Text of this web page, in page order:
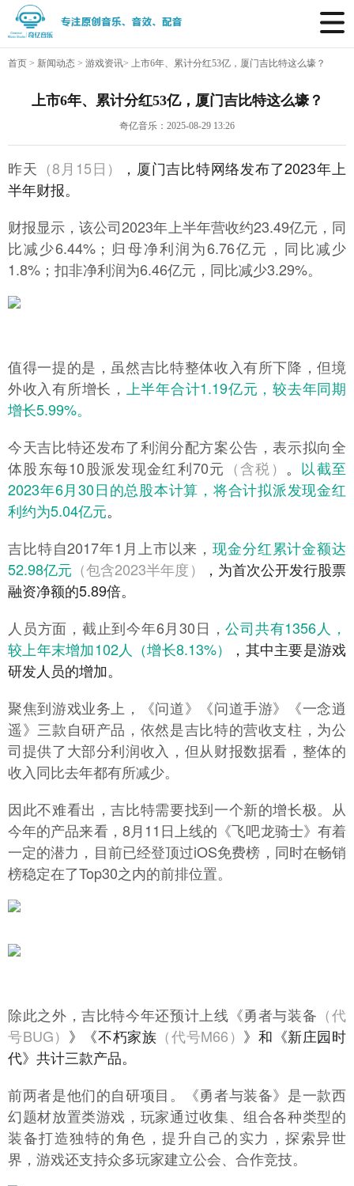
首页 > 新闻动态 > 游戏资讯> 上市6年、累计分红53亿，厦门吉比特这么壕？
上市6年、累计分红53亿，厦门吉比特这么壕？
奇亿音乐：2025-08-29 13:26
昨天 （8月15日）
，厦门吉比特网络发布了2023年上
半年财报。
财报显示，该公司2023年上半年营收约23.49亿元，同
比减少6.44%；归母净利润为6.76亿元，同比减少
1.8%；扣非净利润为6.46亿元，同比减少3.29%。
值得一提的是，虽然吉比特整体收入有所下降，但境
外收入有所增长，
上半年合计1.19亿元，较去年同期
增长5.99%。
今天吉比特还发布了利润分配方案公告，表示拟向全
体股东每10股派发现金红利70元 （含税） 。 以截至
2023年6月30日的总股本计算，将合计拟派发现金红
利约为5.04亿元。
吉比特自2017年1月上市以来，现金分红累计金额达
52.98亿元 （包含2023半年度）
，为首次公开发行股票
融资净额的5.89倍。
人员方面，截止到今年6月30日，公司共有1356人，
较上年末增加102人（增长8.13%）
，其中主要是游戏
研发人员的增加。
聚焦到游戏业务上，《问道》《问道手游》《一念逍
遥》三款自研产品，依然是吉比特的营收支柱，为公
司提供了大部分利润收入，但从财报数据看，整体的
收入同比去年都有所减少。
因此不难看出，吉比特需要找到一个新的增长极。从
今年的产品来看，8月11日上线的《飞吧龙骑士》有着
一定的潜力，目前已经登顶过iOS免费榜，同时在畅销
榜稳定在了Top30之内的前排位置。
除此之外，吉比特今年还预计上线《勇者与装备 （代
号BUG） 》《不朽家族 （代号M66） 》和《新庄园时
代》共计三款产品。
前两者是他们的自研项目。《勇者与装备》是一款西
幻题材放置类游戏，玩家通过收集、组合各种类型的
装备打造独特的角色，提升自己的实力，探索异世
界，游戏还支持众多玩家建立公会、合作竞技。